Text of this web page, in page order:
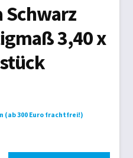
Schwarz
3,40 x
(ab 300 Euro frachtfrei!)